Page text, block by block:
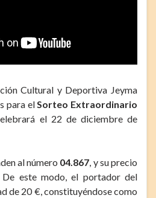
Cultural y Deportiva Jeyma
para elSorteo Extraordinario
el 22 de diciembre de
al número 04.867, y su precio
este modo, el portador del
de 20 €, constituyéndose como